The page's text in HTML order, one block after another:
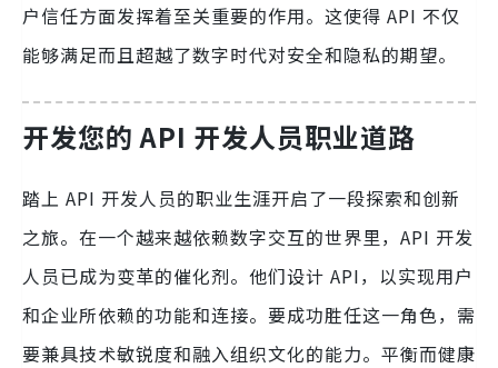
户信任方面发挥着至关重要的作用。这使得 API 不仅
能够满足而且超越了数字时代对安全和隐私的期望。
开发您的 API 开发人员职业道路
踏上 API 开发人员的职业生涯开启了一段探索和创新
之旅。在一个越来越依赖数字交互的世界里，API 开发
人员已成为变革的催化剂。他们设计 API，以实现用户
和企业所依赖的功能和连接。要成功胜任这一角色，需
要兼具技术敏锐度和融入组织文化的能力。平衡而健康